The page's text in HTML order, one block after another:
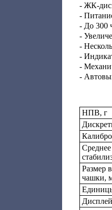
- ЖК-
-
- До 300
-
-
-
-
-
НПВ, г
Размер
чашки,
Дисплей